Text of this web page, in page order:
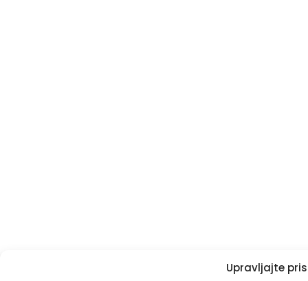
Upravljajte